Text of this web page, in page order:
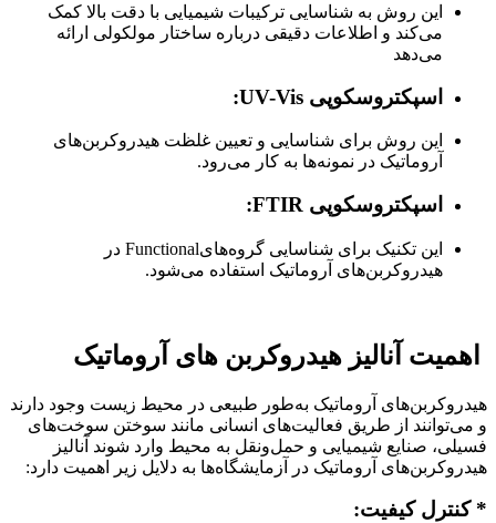
این روش به شناسایی ترکیبات شیمیایی با دقت بالا کمک
می‌کند و اطلاعات دقیقی درباره ساختار مولکولی ارائه
می‌دهد
اسپکتروسکوپی :
این روش برای شناسایی و تعیین غلظت هیدروکربن‌های
آروماتیک در نمونه‌ها به کار می‌رود.
اسپکتروسکوپی :
این تکنیک برای شناسایی گروه‌هایFunctional در
هیدروکربن‌های آروماتیک استفاده می‌شود.
اهمیت آنالیز هیدروکربن های آروماتیک
هیدروکربن‌های آروماتیک به‌طور طبیعی در محیط زیست وجود دارند
و می‌توانند از طریق فعالیت‌های انسانی مانند سوختن سوخت‌های
فسیلی، صنایع شیمیایی و حمل‌ونقل به محیط وارد شوند آنالیز
هیدروکربن‌های آروماتیک در آزمایشگاه‌ها به دلایل زیر اهمیت دارد:
*کنترل کیفیت: